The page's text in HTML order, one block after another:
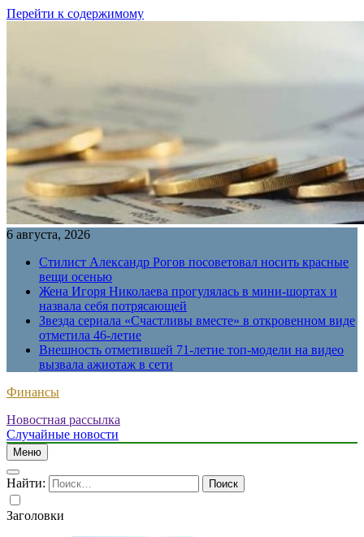
Перейти к содержимому
6 августа, 2026
Стилист Александр Рогов посоветовал носить красные
вещи осенью
Жена Игоря Николаева прогулялась в мини-шортах и
назвала себя потрясающей
Звезда сериала «Счастливы вместе» в откровенном виде
отметила 46-летие
Внешность отметившей 71-летие топ-модели на видео
вызвала ажиотаж в сети
Финансы
Новостная рассылка
Случайные новости
Меню
Найти:
Заголовки